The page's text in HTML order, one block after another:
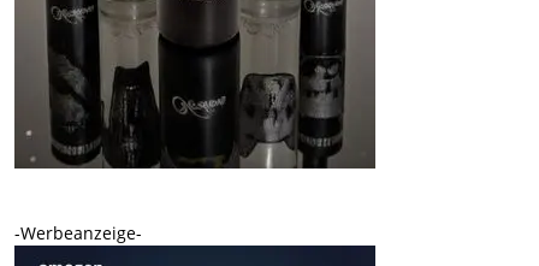
-Werbeanzeige-